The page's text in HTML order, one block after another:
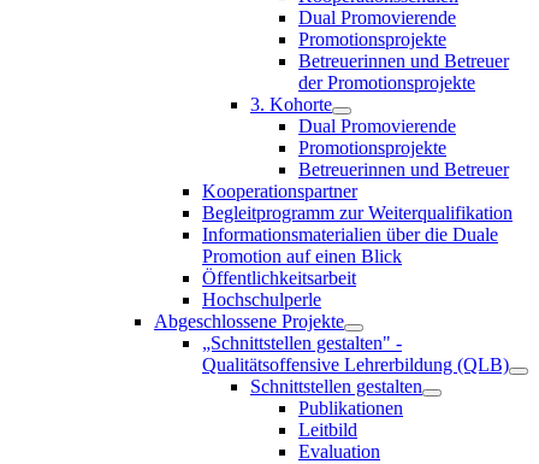
Dual Promovierende
Promotionsprojekte
Betreuerinnen und Betreuer
der Promotionsprojekte
3. Kohorte
Dual Promovierende
Promotionsprojekte
Betreuerinnen und Betreuer
Kooperationspartner
Begleitprogramm zur Weiterqualifikation
Informationsmaterialien über die Duale
Promotion auf einen Blick
Öffentlichkeitsarbeit
Hochschulperle
Abgeschlossene Projekte
„Schnittstellen gestalten" -
Qualitätsoffensive Lehrerbildung (QLB)
Schnittstellen gestalten
Publikationen
Leitbild
Evaluation